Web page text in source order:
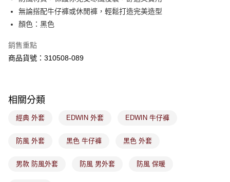
１．透過由恩沛科技股份有限公司提供之「AFTEE先享後付」服務完成之交
權轉讓予恩沛科技股份有限公司。
２．關於個人資料處理事宜，請瀏覽以下網址：
４．使用「AFTEE先享後付」時，將依據個別帳號之用戶狀況，依本公司即
請求用戶進行身份認證。
恩沛科技股份有限公司將有權停止該用戶之使用額度並採取法律行動。
7-11取貨付款
免運費
付款後7-11取貨
免運費
免運費
付款後門市取貨
無論搭配牛仔褲或休閒褲，輕鬆打造完美造型
顏色：黑色
銷售重點
商品貨號：310508-089
相關分類
經典 外套 EDWIN 外套 EDWIN 牛仔褲
防風 外套 黑色 牛仔褲 黑色 外套
男款 防風外套 防風 男外套 防風 保暖